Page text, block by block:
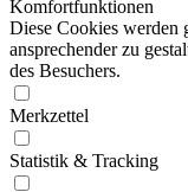
Komfortfunktionen
Diese Cookies werden
ansprechender zu
des Besuchers.
Merkzettel
Statistik & Tracking